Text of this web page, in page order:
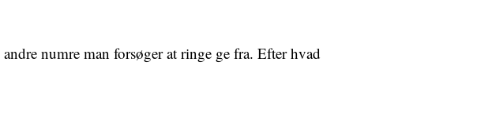
numre man forsøger at ringe ge fra. Efter hvad